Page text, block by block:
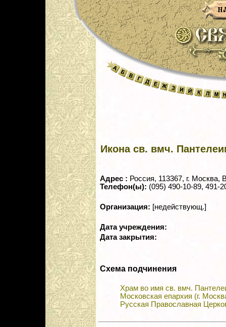
Икона св. вмч.
Адрес : Россия, 113367, г. Москва,
Телефон(ы): (095) 490-10-89, 491-
Организация: [недействующ.]
Дата учреждения:
Дата закрытия:
Схема подчинения
Храм во имя св. вмч.
Московская епархия (г.
Русская Православная